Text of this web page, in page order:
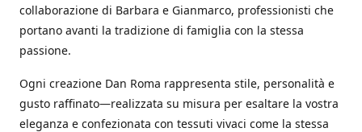
collaborazione di Barbara e Gianmarco, professionisti che
portano avanti la tradizione di famiglia con la stessa
passione.
Ogni creazione Dan Roma rappresenta stile, personalità e
gusto raffinato—realizzata su misura per esaltare la vostra
eleganza e confezionata con tessuti vivaci come la stessa